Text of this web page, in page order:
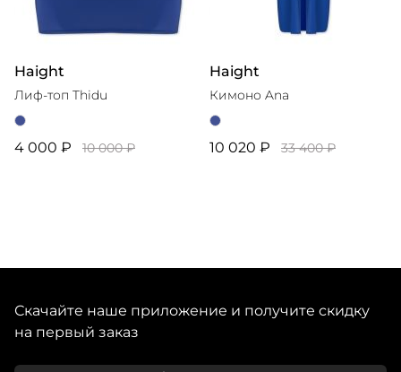
Haight
Лиф-топ Thidu
4 000 ₽ 10 000 ₽
Haight
Кимоно Ana
10 020 ₽ 33 400 ₽
Скачайте наше приложение и получите скидку
на первый заказ